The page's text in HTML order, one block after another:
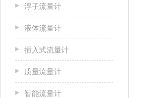
浮子流量计
液体流量计
插入式流量计
质量流量计
智能流量计